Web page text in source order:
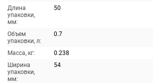
Длина
упаковки,
мм:
50
Объем
упаковки, л:
0.7
Масса, кг:
0.238
Ширина
упаковки,
мм:
54